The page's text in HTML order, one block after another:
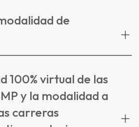
de
100% virtual de las
y la modalidad a
carreras